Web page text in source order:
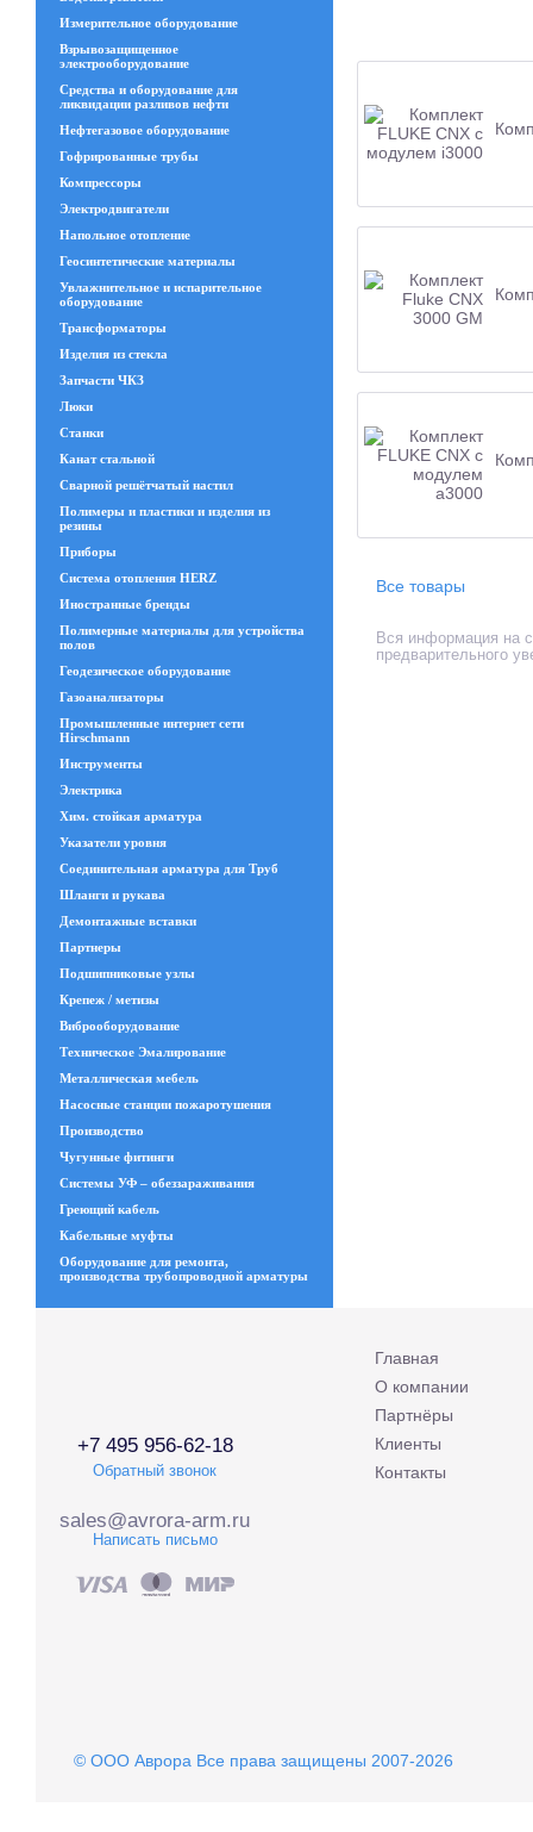
Измерительное оборудование
Взрывозащищенное
электрооборудование
Средства и оборудование для
ликвидации разливов нефти
Нефтегазовое оборудование
Гофрированные трубы
Компрессоры
Электродвигатели
Напольное отопление
Геосинтетические материалы
Увлажнительное и испарительное
оборудование
Трансформаторы
Изделия из стекла
Запчасти ЧКЗ
Люки
Станки
Канат стальной
Сварной решётчатый настил
Полимеры и пластики и изделия из
резины
Приборы
Система отопления HERZ
Иностранные бренды
Полимерные материалы для устройства
полов
Геодезическое оборудование
Газоанализаторы
Промышленные интернет сети
Hirschmann
Инструменты
Электрика
Хим. стойкая арматура
Указатели уровня
Соединительная арматура для Труб
Шланги и рукава
Демонтажные вставки
Партнеры
Подшипниковые узлы
Крепеж / метизы
Виброоборудование
Техническое Эмалирование
Металлическая мебель
Насосные станции пожаротушения
Производство
Чугунные фитинги
Системы УФ – обеззараживания
Греющий кабель
Кабельные муфты
Оборудование для ремонта,
производства трубопроводной арматуры
Все товары
Вся информация на
предварительного
+7 495 956-62-18
Обратный звонок
sales@avrora-arm.ru
Написать письмо
Главная
О компании
Партнёры
Клиенты
Контакты
© OOO Аврора Все права защищены 2007-2026